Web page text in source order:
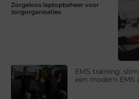
Zorgeloos laptopbeheer voor
zorgorganisaties
EMS training:
een modern EMS